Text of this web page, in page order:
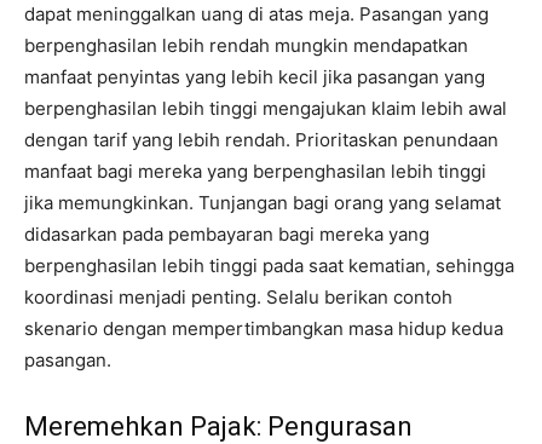
dapat meninggalkan uang di atas meja. Pasangan yang
berpenghasilan lebih rendah mungkin mendapatkan
manfaat penyintas yang lebih kecil jika pasangan yang
berpenghasilan lebih tinggi mengajukan klaim lebih awal
dengan tarif yang lebih rendah. Prioritaskan penundaan
manfaat bagi mereka yang berpenghasilan lebih tinggi
jika memungkinkan. Tunjangan bagi orang yang selamat
didasarkan pada pembayaran bagi mereka yang
berpenghasilan lebih tinggi pada saat kematian, sehingga
koordinasi menjadi penting. Selalu berikan contoh
skenario dengan mempertimbangkan masa hidup kedua
pasangan.
Meremehkan Pajak: Pengurasan